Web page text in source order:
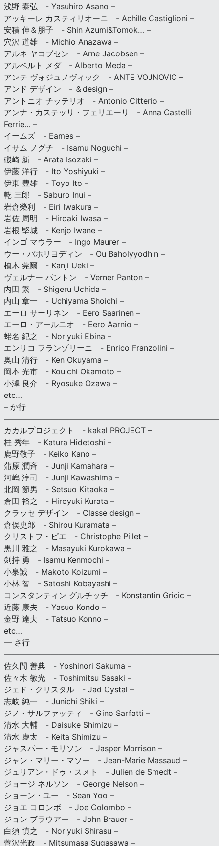
浅野 泰弘 - Yasuhiro Asano –
アッキーレ カスティリオーニ - Achille Castiglioni –
安積 伸＆朋子 - Shin Azumi&Tomok… –
穴沢 道雄 - Michio Anazawa –
アルネ ヤコブセン - Arne Jacobsen –
アルベルト メダ - Alberto Meda –
アンテ ヴォジュノヴィック - ANTE VOJNOVIC –
アンド デザイン - ＆design –
アントニオ チッテリオ - Antonio Citterio –
アンナ・カステッリ・フェリエーリ - Anna Castelli
Ferrie… –
イームズ - Eames –
イサム ノグチ - Isamu Noguchi –
磯崎 新 - Arata Isozaki –
伊藤 洋行 - Ito Yoshiyuki –
伊東 豊雄 - Toyo Ito –
乾 三郎 - Saburo Inui –
岩倉榮利 - Eiri Iwakura –
岩佐 周明 - Hiroaki Iwasa –
岩根 堅城 - Kenjo Iwane –
インゴ マウラー - Ingo Maurer –
ウー・バホリヨディン - Ou Baholyyodhin –
植木 莞爾 - Kanji Ueki –
ヴェルナー パントン - Verner Panton –
内田 繁 - Shigeru Uchida –
内山 章一 - Uchiyama Shoichi –
エーロ サーリネン - Eero Saarinen –
エーロ・アールニオ - Eero Aarnio –
蛯名 紀之 - Noriyuki Ebina –
エンリコ フランゾリーニ - Enrico Franzolini –
奥山 清行 - Ken Okuyama –
岡本 光市 - Kouichi Okamoto –
小澤 良介 - Ryosuke Ozawa –
etc…
– か行
カカルプロジェクト - kakal PROJECT –
桂 秀年 - Katura Hidetoshi –
鹿野敬子 - Keiko Kano –
蒲原 潤斉 - Junji Kamahara –
河嶋 淳司 - Junji Kawashima –
北岡 節男 - Setsuo Kitaoka –
倉田 裕之 - Hiroyuki Kurata –
クラッセ デザイン - Classe design –
倉俣史郎 - Shirou Kuramata –
クリストフ・ピエ - Christophe Pillet –
黒川 雅之 - Masayuki Kurokawa –
剣持 勇 - Isamu Kenmochi –
小泉誠 - Makoto Koizumi –
小林 智 - Satoshi Kobayashi –
コンスタンティン グルチッチ - Konstantin Gricic –
近藤 康夫 - Yasuo Kondo –
金野 達夫 - Tatsuo Konno –
etc…
— さ行
佐久間 善典 - Yoshinori Sakuma –
佐々木 敏光 - Toshimitsu Sasaki –
ジェド・クリスタル - Jad Cystal –
志岐 純一 - Junichi Shiki –
ジノ・サルファッティ - Gino Sarfatti –
清水 大輔 - Daisuke Shimizu –
清水 慶太 - Keita Shimizu –
ジャスパー・モリソン - Jasper Morrison –
ジャン・マリー・マソー - Jean-Marie Massaud –
ジュリアン・ドゥ・スメト - Julien de Smedt –
ジョージ ネルソン - George Nelson –
ショーン・ユー - Sean Yoo –
ジョエ コロンボ - Joe Colombo –
ジョン ブラウアー - John Brauer –
白須 慎之 - Noriyuki Shirasu –
菅沢光政 - Mitsumasa Sugasawa –